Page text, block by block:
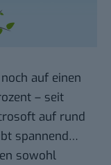
auf einen
– seit
auf rund
spannend…
sowohl